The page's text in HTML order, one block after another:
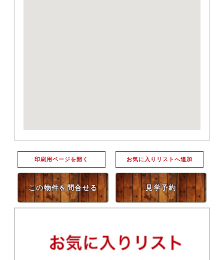
印刷用ページを開く お気に入りリストへ追加
この物件を問合せる 見学予約